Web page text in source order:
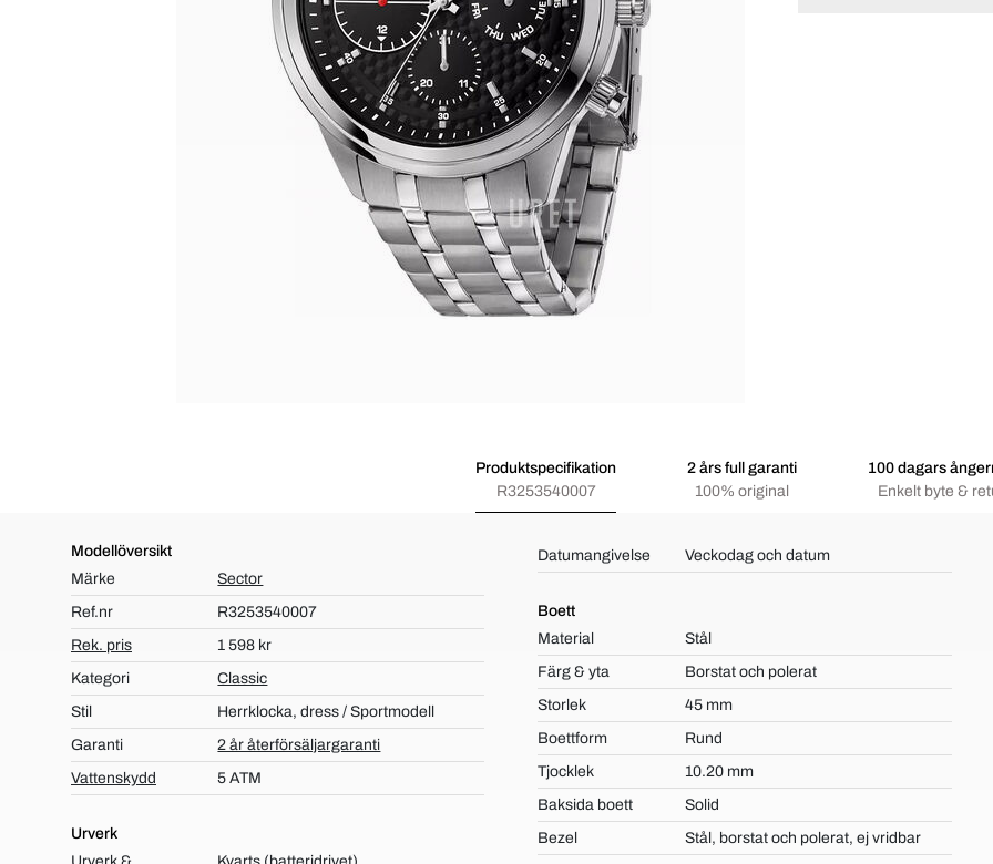
Produktspecifikation
R3253540007
2 års full garanti
100% original
100 dagars
Enkelt byte &
Modellöversikt
Märke
Sector
Ref.nr
R3253540007
Rek. pris
1 598 kr
Kategori
Classic
Stil
Herrklocka, dress / Sportmodell
Garanti
2 år återförsäljargaranti
Vattenskydd
5 ATM
Urverk
Datumangivelse Veckodag och datum
Boett
Material
Stål
Färg & yta
Borstat och polerat
Storlek
45 mm
Boettform
Rund
Tjocklek
10.20 mm
Baksida boett
Solid
Bezel
Stål, borstat och polerat, ej vridbar